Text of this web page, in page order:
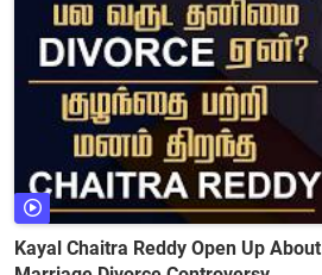
Kayal Chaitra Reddy Open Up About Her Baby || Love